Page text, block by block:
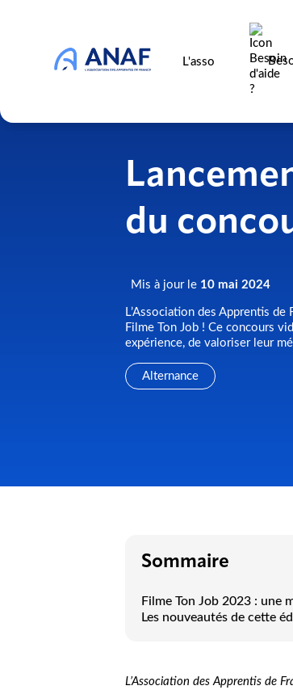
L'asso
du
Mis à jour le 10 mai 2024
L’Association des Apprentis
Filme Ton Job ! Ce concours
expérience, de valoriser leur
Alternance
Sommaire
Filme Ton Job 2023 : une
Les nouveautés de cette
L’Association des Apprentis de